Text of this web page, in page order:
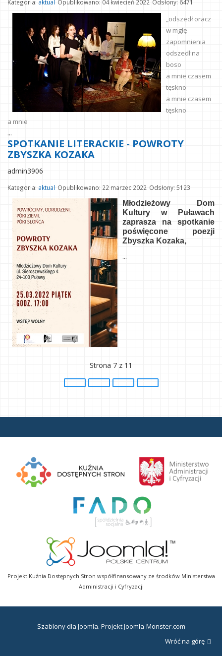
Kategoria: aktual Opublikowano: 04 kwiecień 2022 Odsłony: 6471
„odszedł oracz
w mgłę
zapomnienia
odszedł na
boso
a mnie czasem
tęskno
a mnie czasem
tęskno
a mnie
...
SPOTKANIE LITERACKIE - POWROTY
ZBYSZKA KOZAKA
admin3906
Kategoria: aktual Opublikowano: 22 marzec 2022 Odsłony: 5123
Młodzieżowy Dom
Kultury w Puławach
zaprasza na spotkanie
poświęcone poezji
Zbyszka Kozaka,
...
Strona 7 z 11
Projekt Kuźnia Dostępnych Stron współfinansowany ze środków Ministerstwa
Administracji i Cyfryzacji
Szablony dla Joomla. Projekt Joomla-Monster.com
Wróć na górę